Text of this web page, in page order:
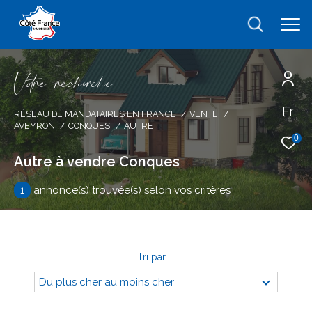
Fr
0
Vore recece
RÉSEAU DE MANDATAIRES EN FRANCE
VENTE
AVEYRON
CONQUES AUTRE
Autre à vendre Conques
1 annonce(s) trouvée(s) selon vos critères
Tri par
Du plus cher au moins cher
Effectuer une recherche
et trouver le bien qui correspond à vos
critères
Type
d'offre
Vente
Ville